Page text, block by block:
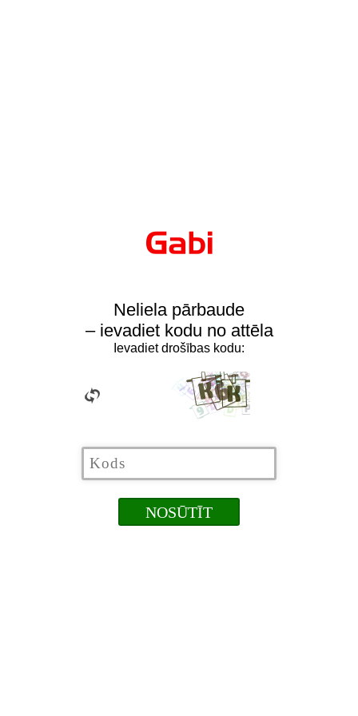
Neliela pārbaude
– ievadiet kodu no attēla
Ievadiet drošības kodu: